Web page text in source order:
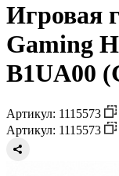
Игровая
Gaming
B1UA00
Артикул: 1115573
Артикул: 1115573